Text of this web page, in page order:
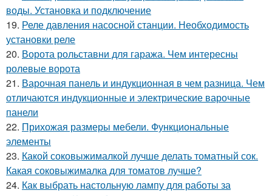
воды. Установка и подключение
19. Реле давления насосной станции. Необходимость
установки реле
20. Ворота рольставни для гаража. Чем интересны
ролевые ворота
21. Варочная панель и индукционная в чем разница. Чем
отличаются индукционные и электрические варочные
панели
22. Прихожая размеры мебели. Функциональные
элементы
23. Какой соковыжималкой лучше делать томатный сок.
Какая соковыжималка для томатов лучше?
24. Как выбрать настольную лампу для работы за